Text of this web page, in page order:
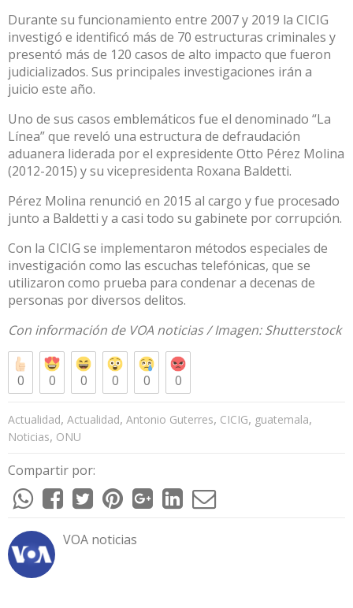
Durante su funcionamiento entre 2007 y 2019 la CICIG
investigó e identificó más de 70 estructuras criminales y
presentó más de 120 casos de alto impacto que fueron
judicializados. Sus principales investigaciones irán a
juicio este año.
Uno de sus casos emblemáticos fue el denominado “La
Línea” que reveló una estructura de defraudación
aduanera liderada por el expresidente Otto Pérez Molina
(2012-2015) y su vicepresidenta Roxana Baldetti.
Pérez Molina renunció en 2015 al cargo y fue procesado
junto a Baldetti y a casi todo su gabinete por corrupción.
Con la CICIG se implementaron métodos especiales de
investigación como las escuchas telefónicas, que se
utilizaron como prueba para condenar a decenas de
personas por diversos delitos.
Con información de VOA noticias/ Imagen:Shutterstock
0 0 0 0 0 0
Actualidad, Actualidad, Antonio Guterres, CICIG, guatemala,
Noticias, ONU
Compartir por:
VOA noticias